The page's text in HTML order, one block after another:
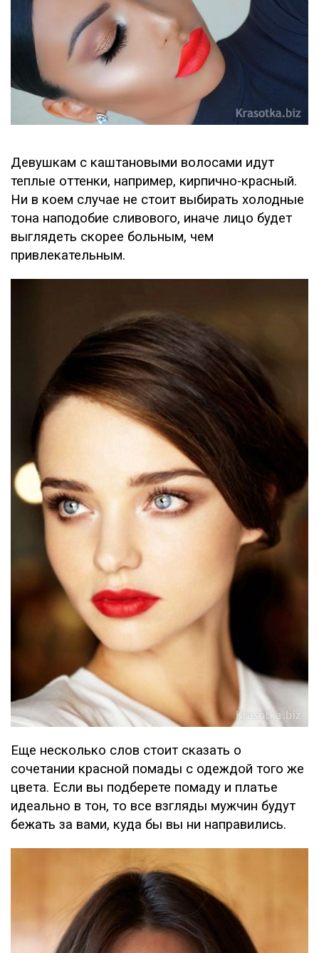
Девушкам с каштановыми волосами идут
теплые оттенки, например, кирпично-красный.
Ни в коем случае не стоит выбирать холодные
тона наподобие сливового, иначе лицо будет
выглядеть скорее больным, чем
привлекательным.
Еще несколько слов стоит сказать о
сочетании красной помады с одеждой того же
цвета. Если вы подберете помаду и платье
идеально в тон, то все взгляды мужчин будут
бежать за вами, куда бы вы ни направились.